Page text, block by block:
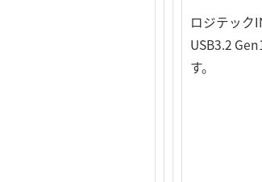
ロジテック
USB3.2
す。